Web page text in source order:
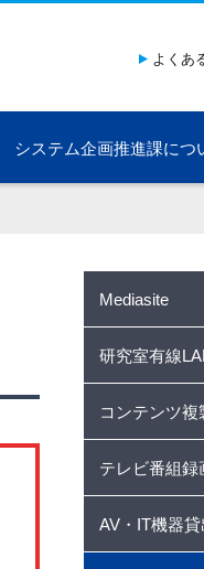
よくあ
システム企画推進課につ
Mediasite
研究室有線
コンテンツ複
テレビ番組録
AV・IT機器